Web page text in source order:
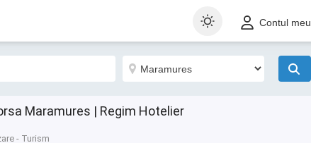
Contul meu
Maramures | Regim Hotelier
- Turism
Hartă